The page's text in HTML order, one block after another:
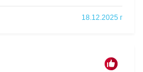
18.12.2025 г